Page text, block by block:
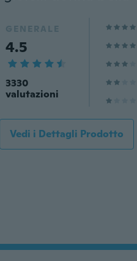
GENERALE
4.5
3330
valutazioni
Vedi i Dettagli Prodotto